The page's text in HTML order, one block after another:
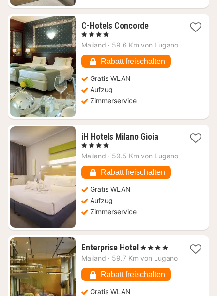
C-Hotels Concorde1
ab
65,52
€
, 4 Sterne
Mailand · 59.6 Km von Lugano
Rabatt freischalten
Gratis WLAN
Aufzug
Zimmerservice
iH Hotels Milano Gioia1
ab
61,09
€
, 4 Sterne
Mailand · 59.5 Km von Lugano
Rabatt freischalten
Gratis WLAN
Aufzug
Zimmerservice
Enterprise Hotel 1
Nacht
103,28
€
, 4 Sterne
Mailand · 59.7 Km von Lugano
Rabatt freischalten
Gratis WLAN